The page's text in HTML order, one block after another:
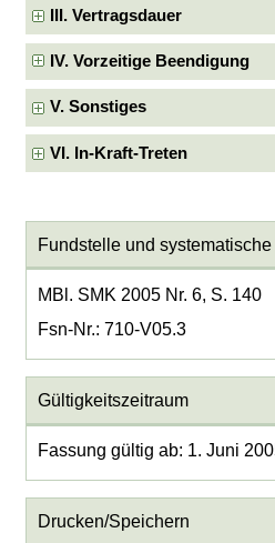
III. Vertragsdauer
IV. Vorzeitige Beendigung
V. Sonstiges
VI. In-Kraft-Treten
Fundstelle und
MBl. SMK 2005 Nr. 6, S. 140
Fsn-Nr.: 710-V05.3
Gültigkeitszeitraum
Fassung gültig ab: 1. Juni
Drucken/Speichern